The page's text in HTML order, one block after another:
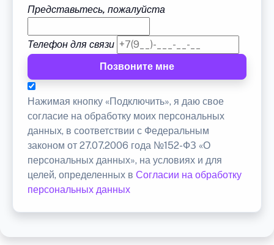
Представьтесь, пожалуйста
Телефон для связи
Позвоните мне
Нажимая кнопку «Подключить», я даю свое
согласие на обработку моих персональных
данных, в соответствии с Федеральным
законом от 27.07.2006 года №152-ФЗ «О
персональных данных», на условиях и для
целей, определенных в Согласии на обработку
персональных данных